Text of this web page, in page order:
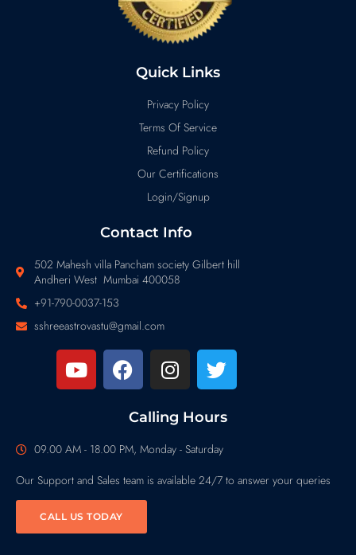
Quick Links
Privacy Policy
Terms Of Service
Refund Policy
Our Certifications
Login/Signup
Contact Info
502 Mahesh villa Pancham society Gilbert hill
Andheri West Mumbai 400058
+91-790-0037-153
sshreeastrovastu@gmail.com
Calling Hours
09.00 AM - 18.00 PM, Monday - Saturday
Our Support and Sales team is available 24/7 to answer your queries
CALL US TODAY